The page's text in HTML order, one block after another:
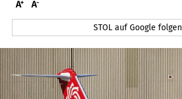
STOL auf Google folgen